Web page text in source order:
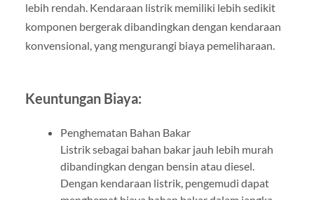
lebih rendah. Kendaraan listrik memiliki lebih sedikit
komponen bergerak dibandingkan dengan kendaraan
konvensional, yang mengurangi biaya pemeliharaan.
Keuntungan Biaya:
Penghematan Bahan Bakar
Listrik sebagai bahan bakar jauh lebih murah
dibandingkan dengan bensin atau diesel.
Dengan kendaraan listrik, pengemudi dapat